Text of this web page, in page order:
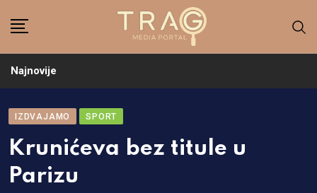
Najnovije
IZDVAJAMO SPORT
Krunićeva bez titule u
Parizu